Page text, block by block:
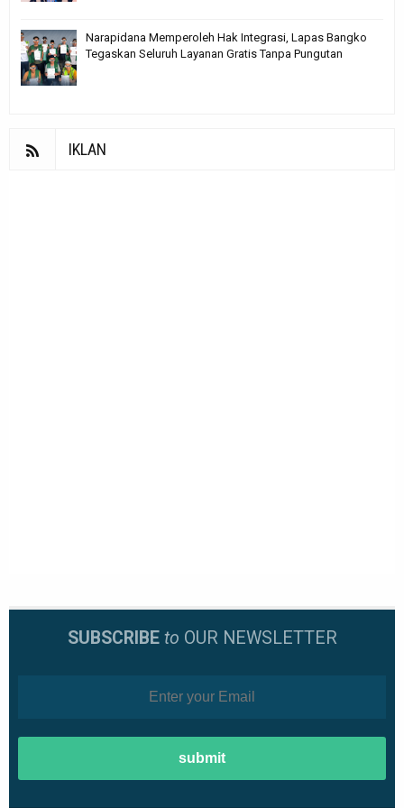
Narapidana Memperoleh Hak Integrasi, Lapas Bangko
Tegaskan Seluruh Layanan Gratis Tanpa Pungutan
IKLAN
SUBSCRIBE to OUR NEWSLETTER